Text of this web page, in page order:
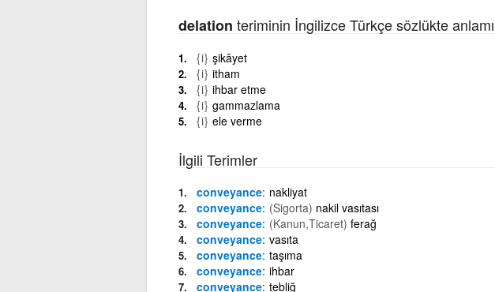
delation teriminin İngilizce Türkçe sözlükte anlamı
{i} şikâyet
{i} itham
{i} ihbar etme
{i} gammazlama
{i} ele verme
İlgili Terimler
conveyance nakliyat
conveyance (Sigorta) nakil vasıtası
conveyance (Kanun,Ticaret) ferağ
conveyance vasıta
conveyance taşıma
conveyance ihbar
conveyance tebliğ